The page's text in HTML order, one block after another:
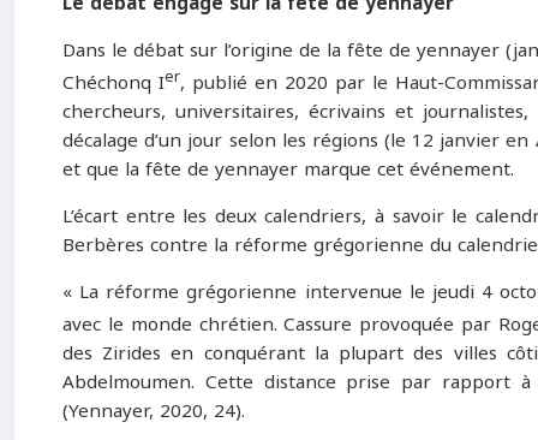
Dans le débat sur l’origine de la fête de yennayer
Chéchonq Ier, publié en 2020 par le Haut-
chercheurs, universitaires, écrivains et
décalage d’un jour selon les régions (le 12 janvier
et que la fête de yennayer marque cet événement.
L’écart entre les deux calendriers, à savoir le
Berbères contre la réforme grégorienne du
« La réforme grégorienne intervenue le jeudi 4
avec le monde chrétien. Cassure provoquée par
des Zirides en conquérant la plupart des villes
Abdelmoumen. Cette distance prise par rapport
(Yennayer, 2020, 24).